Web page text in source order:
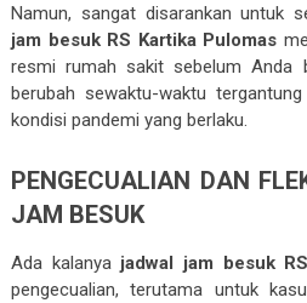
Namun, sangat disarankan untuk
jam besuk RS Kartika Pulomas
resmi rumah sakit sebelum Anda
berubah sewaktu-waktu
kondisi pandemi yang berlaku.
PENGECUALIAN DAN
JAM BESUK
Ada kalanya jadwal jam besuk
pengecualian, terutama untuk